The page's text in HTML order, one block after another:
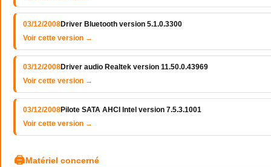
03/12/2008Driver Bluetooth version 5.1.0.3300
Voir cette version →
03/12/2008Driver audio Realtek version 11.50.0.43969
Voir cette version →
03/12/2008Pilote SATA AHCI Intel version 7.5.3.1001
Voir cette version →
🖨Matériel concerné